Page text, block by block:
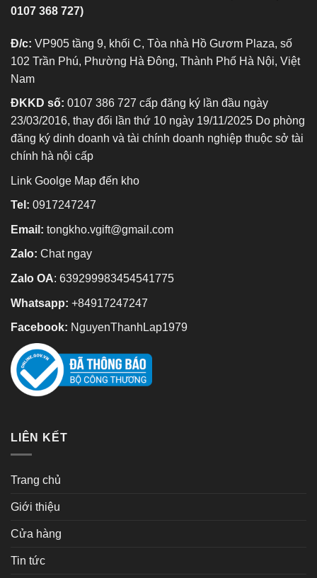
0107 368 727)
Đ/c: VP905 tầng 9, khối C, Tòa nhà Hồ Gươm Plaza, số
102 Trần Phú, Phường Hà Đông, Thành Phố Hà Nội, Việt
Nam
ĐKKD số: 0107 386 727 cấp đăng ký lần đầu ngày
23/03/2016, thay đổi lần thứ 10 ngày 19/11/2025 Do phòng
đăng ký dinh doanh và tài chính doanh nghiệp thuộc sở tài
chính hà nội cấp
Link Goolge Map đến kho
Tel: 0917247247
Email: tongkho.vgift@gmail.com
Zalo: Chat ngay
Zalo OA: 639299983454541775
Whatsapp: +84917247247
Facebook: NguyenThanhLap1979
LIÊN KẾT
Trang chủ
Giới thiệu
Cửa hàng
Tin tức